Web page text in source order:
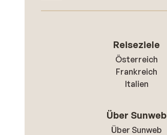
Reiseziele
Österreich
Frankreich
Italien
Über Sunweb
Über Sunweb